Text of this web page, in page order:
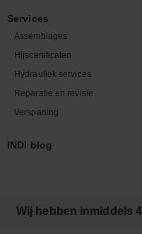
Services
Assemblages
Hijscertificaten
Hydrauliek services
Reparatie en revisie
Verspaning
INDI blog
Wij hebben inmiddels